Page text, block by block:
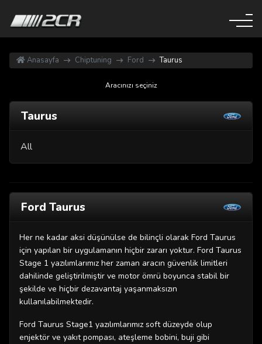
Anasayfa Chiptuning Ford Taurus
Aracınızı seçiniz
Taurus
All
Ford Taurus
Her ne kadar aksi düşünülse de bilinçli olarak Ford Taurus
için yapılan bir uygulamanın hiçbir zararı yoktur. Ford Taurus
Stage 1 yazılımlarımız her zaman aracın güvenlik limitleri
dahilinde geliştirilmiştir ve motor ömrü boyunca stabil bir
şekilde ve hiçbir dezavantaj yaşanmaksızın
kullanılabilmektedir.
Ford Taurus Stage1 yazılımlarımız soft düzeyde olup
enjektör ve yakıt pompası, ateşleme bobini, buji gibi